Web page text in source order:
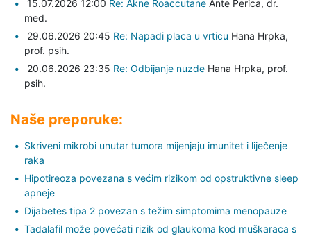
15.07.2026 12:00 Re: Akne Roaccutane Ante Perica, dr.
med.
29.06.2026 20:45 Re: Napadi placa u vrticu Hana Hrpka,
prof. psih.
20.06.2026 23:35 Re: Odbijanje nuzde Hana Hrpka, prof.
psih.
Naše preporuke:
Skriveni mikrobi unutar tumora mijenjaju imunitet i liječenje
raka
Hipotireoza povezana s većim rizikom od opstruktivne sleep
apneje
Dijabetes tipa 2 povezan s težim simptomima menopauze
Tadalafil može povećati rizik od glaukoma kod muškaraca s